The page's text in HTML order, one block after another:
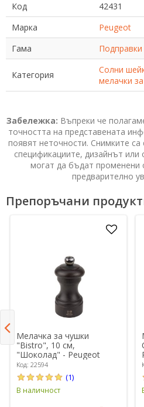
Код
42431
Марка
Peugeot
Гама
Категория
Солни
мелачки
Забележка: Въпреки че
точността на представената
появят неточности. Снимките са
спецификациите, дизайнът или
могат да бъдат променени
предварително
Препоръчани
Мелачка за чушки
"Bistro", 10 см,
"Шоколад" - Peugeot
Код: 22594
(1)
В наличност